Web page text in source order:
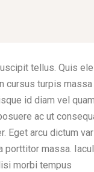
tellus. Quis
turpis
id diam vel
ac ut
Eget arcu dictum
porttitor massa.
morbi tempus